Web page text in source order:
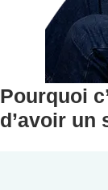
Pourquoi
d’avoir un